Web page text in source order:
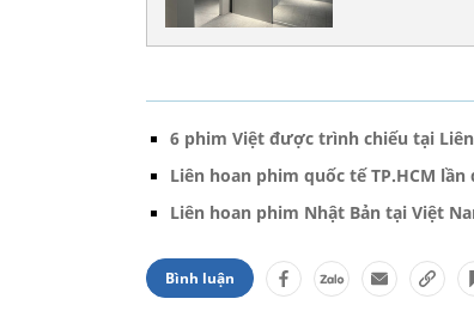
6 phim Việt được trình chiếu tại
Liên hoan phim quốc tế TP.HCM
Liên hoan phim Nhật Bản tại Việt
Bình luận